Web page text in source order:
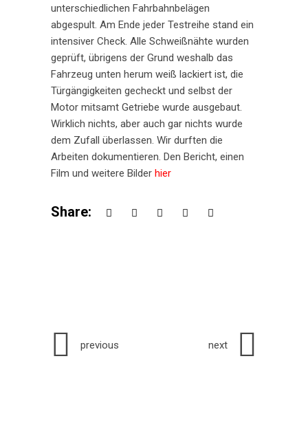
unterschiedlichen Fahrbahnbelägen
abgespult. Am Ende jeder Testreihe stand ein
intensiver Check. Alle Schweißnähte wurden
geprüft, übrigens der Grund weshalb das
Fahrzeug unten herum weiß lackiert ist, die
Türgängigkeiten gecheckt und selbst der
Motor mitsamt Getriebe wurde ausgebaut.
Wirklich nichts, aber auch gar nichts wurde
dem Zufall überlassen. Wir durften die
Arbeiten dokumentieren. Den Bericht, einen
Film und weitere Bilder hier
Share:
previous next